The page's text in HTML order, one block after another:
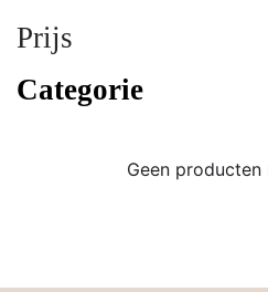
Prijs
Categorie
Geen producten